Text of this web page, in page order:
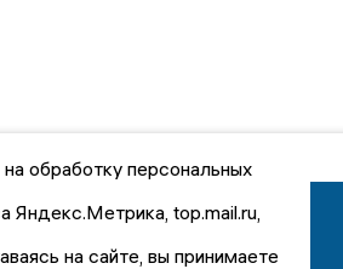
обработку персональных
Яндекс.Метрика, top.mail.ru,
на сайте, вы принимаете